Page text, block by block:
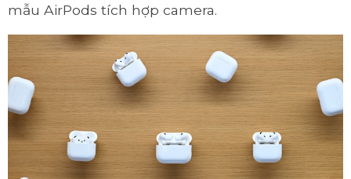
mẫu AirPods tích hợp camera.